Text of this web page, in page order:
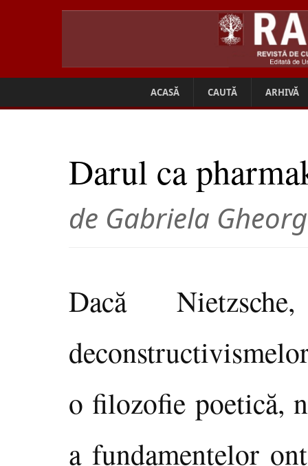
ACASĂ CAUTĂ ARHIVĂ
Darul ca
de Gabriela
Dacă
o filozofie poetică,
a fundamentelor